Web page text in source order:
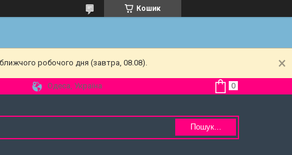
Кошик
робочого дня (завтра, 08.08).
Одеса, Україна
Пошук...